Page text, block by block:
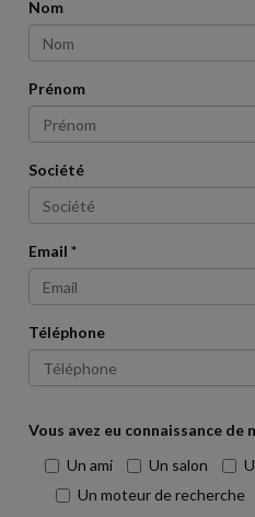
Nom
Prénom
Société
Email *
Téléphone
Vous avez eu connaissance
Un ami
Un salon
Un moteur de recherche